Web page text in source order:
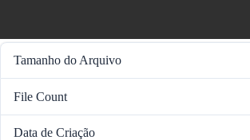
Tamanho do Arquivo
File Count
Data de Criação